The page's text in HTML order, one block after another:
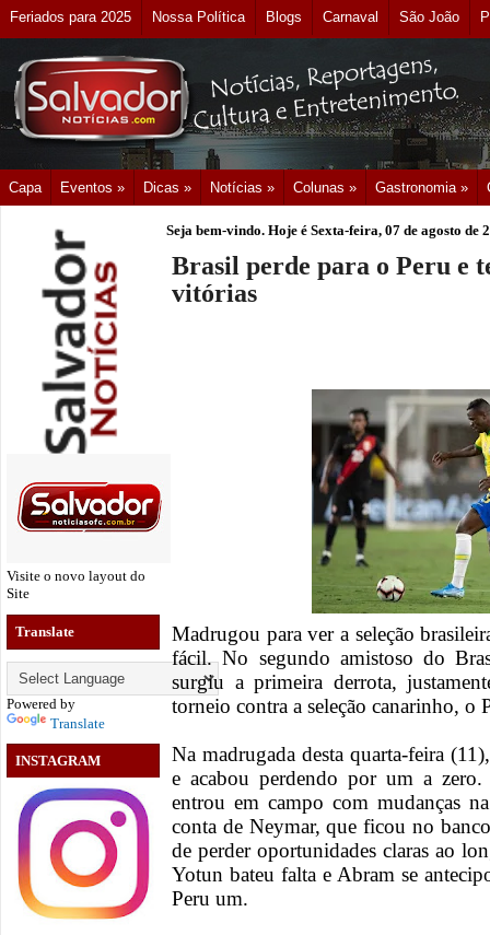
Feriados para 2025 Nossa Política Blogs Carnaval São João
Capa Eventos » Dicas » Notícias » Colunas » Gastronomia »
Visite o novo layout do
Site
Translate
Powered by
Translate
INSTAGRAM
Seja bem-vindo. Hoje é Sexta-feira, 07 de agosto de
Brasil perde para o Peru e
vitórias
Madrugou para ver a seleção
fácil. No segundo amistoso do
surgiu a primeira derrota,
torneio contra a seleção canarinho, o
Na madrugada desta quarta-feira
e acabou perdendo por um a zero.
entrou em campo com mudanças
conta de Neymar, que ficou no
de perder oportunidades claras ao
Yotun bateu falta e Abram se
Peru um.